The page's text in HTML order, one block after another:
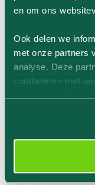
en om ons
Ook delen we
met onze partners
analyse. Deze
combineren met
Producent
Waardering
14-10-2022